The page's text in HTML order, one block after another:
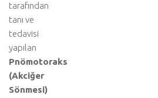
tarafından
tanı ve
tedavisi
yapılan
Pnömotoraks
(Akciğer
Sönmesi)